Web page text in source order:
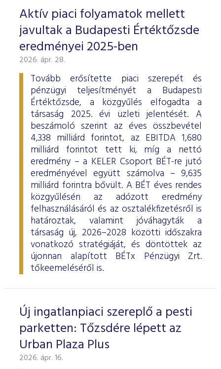
Aktív piaci folyamatok mellett
javultak a Budapesti Értéktőzsde
eredményei 2025-ben
2026. ápr. 28.
Tovább erősítette piaci szerepét és
pénzügyi teljesítményét a Budapesti
Értéktőzsde, a közgyűlés elfogadta a
társaság 2025. évi üzleti jelentését. A
beszámoló szerint az éves összbevétel
4,338 milliárd forintot, az EBITDA 1,680
milliárd forintot tett ki, míg a nettó
eredmény – a KELER Csoport BÉT-re jutó
eredményével együtt számolva – 9,635
milliárd forintra bővült. A BÉT éves rendes
közgyűlésén az adózott eredmény
felhasználásáról és az osztalékfizetésről is
határoztak, valamint jóváhagyták a
társaság új, 2026–2028 közötti időszakra
vonatkozó stratégiáját, és döntöttek az
újonnan alapított BÉTx Pénzügyi Zrt.
tőkeemeléséről is.
Új ingatlanpiaci szereplő a pesti
parketten: Tőzsdére lépett az
Urban Plaza Plus
2026. ápr. 16.